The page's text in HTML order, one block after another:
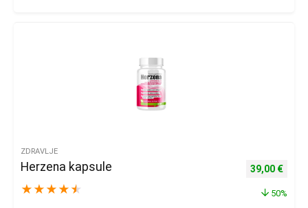
ZDRAVLJE
Herzena kapsule
★ ★ ★ ★ ★
Izvorna
39,00 €
50%